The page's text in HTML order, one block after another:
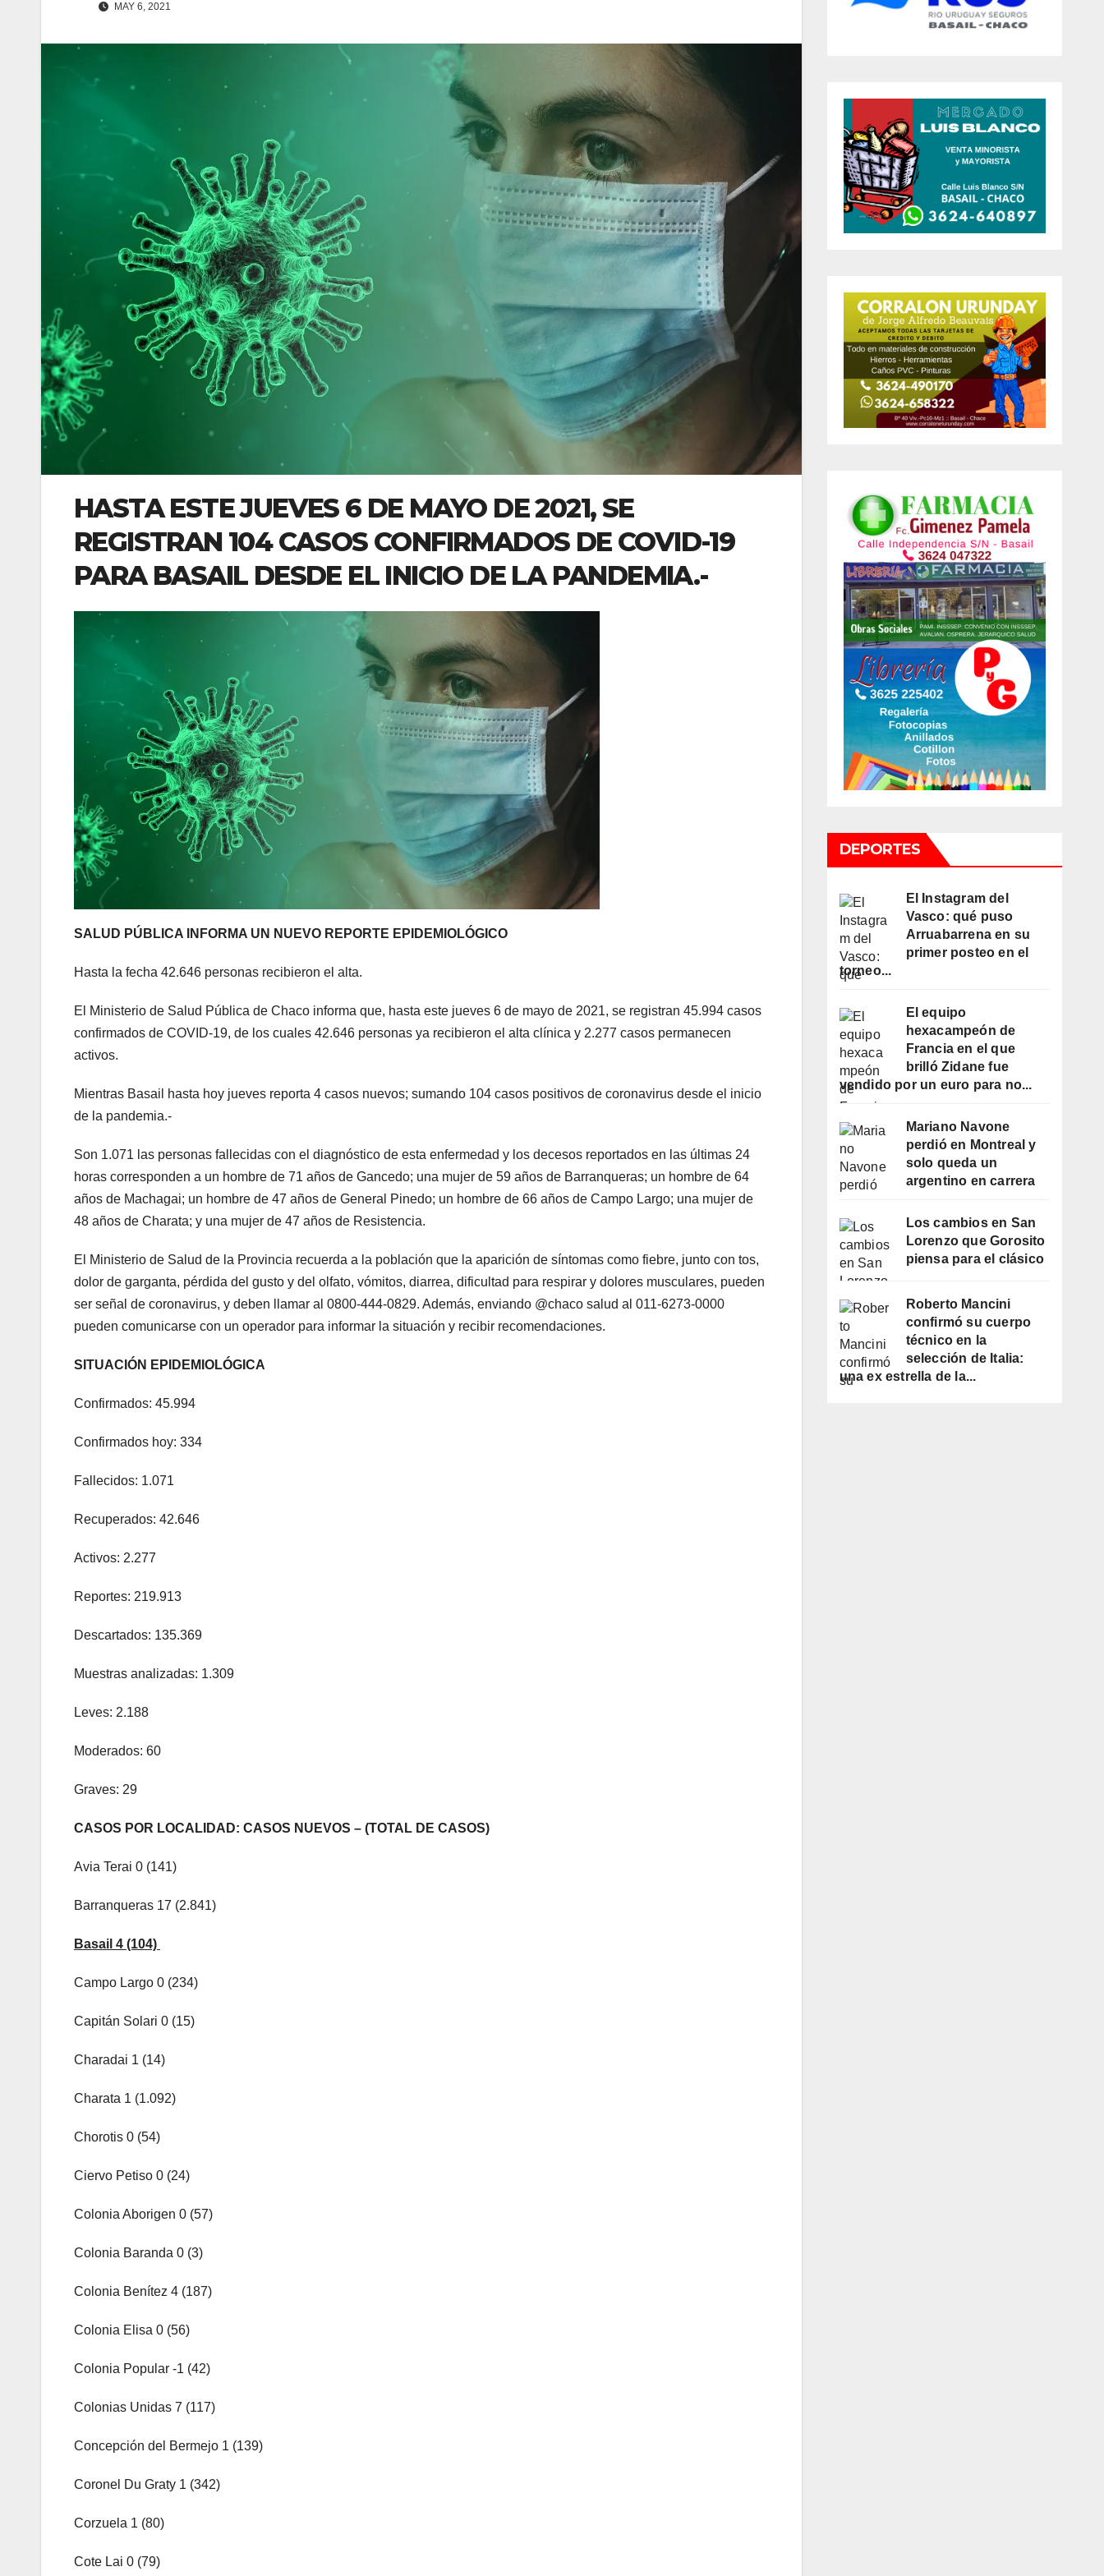
MAY 6, 2021
HASTA ESTE JUEVES 6 DE MAYO DE 2021, SE
REGISTRAN 104 CASOS CONFIRMADOS DE COVID-19
PARA BASAIL DESDE EL INICIO DE LA PANDEMIA.-
SALUD PÚBLICA INFORMA UN NUEVO REPORTE EPIDEMIOLÓGICO
Hasta la fecha 42.646 personas recibieron el alta.
El Ministerio de Salud Pública de Chaco informa que, hasta este jueves 6 de mayo de 2021, se registran 45.994 casos
confirmados de COVID-19, de los cuales 42.646 personas ya recibieron el alta clínica y 2.277 casos permanecen
activos.
Mientras Basail hasta hoy jueves reporta 4 casos nuevos; sumando 104 casos positivos de coronavirus desde el inicio
de la pandemia.-
Son 1.071 las personas fallecidas con el diagnóstico de esta enfermedad y los decesos reportados en las últimas 24
horas corresponden a un hombre de 71 años de Gancedo; una mujer de 59 años de Barranqueras; un hombre de 64
años de Machagai; un hombre de 47 años de General Pinedo; un hombre de 66 años de Campo Largo; una mujer de
48 años de Charata; y una mujer de 47 años de Resistencia.
El Ministerio de Salud de la Provincia recuerda a la población que la aparición de síntomas como fiebre, junto con tos,
dolor de garganta, pérdida del gusto y del olfato, vómitos, diarrea, dificultad para respirar y dolores musculares, pueden
ser señal de coronavirus, y deben llamar al 0800-444-0829. Además, enviando @chaco salud al 011-6273-0000
pueden comunicarse con un operador para informar la situación y recibir recomendaciones.
SITUACIÓN EPIDEMIOLÓGICA
Confirmados: 45.994
Confirmados hoy: 334
Fallecidos: 1.071
Recuperados: 42.646
Activos: 2.277
Reportes: 219.913
Descartados: 135.369
Muestras analizadas: 1.309
Leves: 2.188
Moderados: 60
Graves: 29
CASOS POR LOCALIDAD: CASOS NUEVOS – (TOTAL DE CASOS)
Avia Terai 0 (141)
Barranqueras 17 (2.841)
Basail 4 (104)
Campo Largo 0 (234)
Capitán Solari 0 (15)
Charadai 1 (14)
Charata 1 (1.092)
Chorotis 0 (54)
Ciervo Petiso 0 (24)
Colonia Aborigen 0 (57)
Colonia Baranda 0 (3)
Colonia Benítez 4 (187)
Colonia Elisa 0 (56)
Colonia Popular -1 (42)
Colonias Unidas 7 (117)
Concepción del Bermejo 1 (139)
Coronel Du Graty 1 (342)
Corzuela 1 (80)
Cote Lai 0 (79)
DEPORTES
El Instagram del
Vasco: qué puso
Arruabarrena en su
primer posteo en el
torneo...
El equipo
hexacampeón de
Francia en el que
brilló Zidane fue
vendido por un euro para no...
Mariano Navone
perdió en Montreal y
solo queda un
argentino en carrera
Los cambios en San
Lorenzo que Gorosito
piensa para el clásico
Roberto Mancini
confirmó su cuerpo
técnico en la
selección de Italia:
una ex estrella de la...